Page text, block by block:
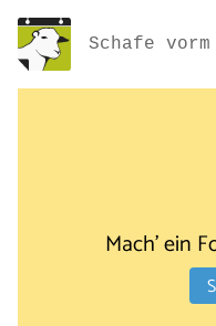
Schafe
Mach' ein